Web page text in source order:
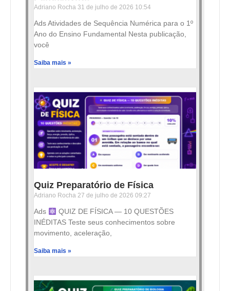
Adriano Rocha 31 de julho de 2026 10:54
Ads Atividades de Sequência Numérica para o 1º
Ano do Ensino Fundamental Nesta publicação,
você
Saiba mais »
Quiz Preparatório de Física
Adriano Rocha 27 de julho de 2026 09:27
Ads
QUIZ DE FÍSICA — 10 QUESTÕES
INÉDITAS Teste seus conhecimentos sobre
movimento, aceleração,
Saiba mais »